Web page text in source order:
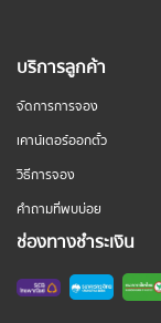
บริการลูกค้า
จัดการการจอง
เคาน์เตอร์ออกตั๋ว
วิธีการจอง
คำถามที่พบบ่อย
ช่องทางชำระเงิน